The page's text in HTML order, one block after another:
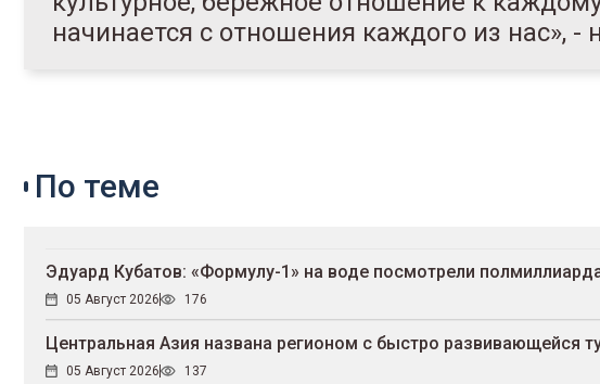
начинается с отношения каждого из нас», -
По теме
Эдуард Кубатов: «Формулу-1» на воде посмотрели
05 Август 2026 176
Центральная Азия названа регионом с быстро развивающейся
05 Август 2026 137